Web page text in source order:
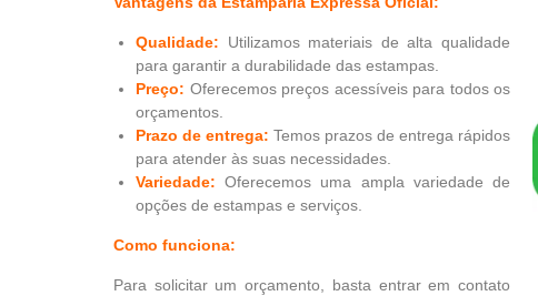
Qualidade: Utilizamos materiais de alta qualidade
para garantir a durabilidade das estampas.
Preço: Oferecemos preços acessíveis para todos os
orçamentos.
Prazo de entrega: Temos prazos de entrega rápidos
para atender às suas necessidades.
Variedade: Oferecemos uma ampla variedade de
opções de estampas e serviços.
Como funciona:
Para solicitar um orçamento, basta entrar em contato